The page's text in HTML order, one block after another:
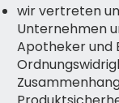
wir vertreten
Unternehmen
Apotheker und